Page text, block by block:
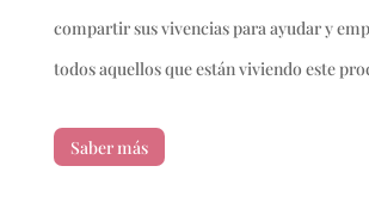
compartir sus vivencias para ayudar y
todos aquellos que están viviendo este
Saber más